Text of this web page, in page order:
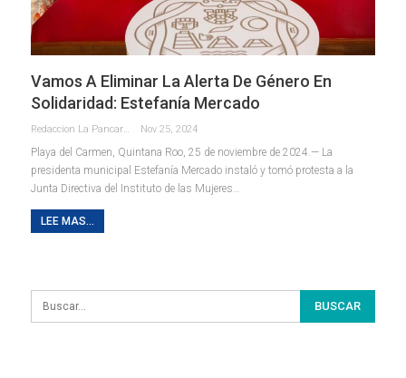
Vamos A Eliminar La Alerta De Género En
Solidaridad: Estefanía Mercado
Redaccion La Pancarta De Quintana Roo Nov 25, 2024
Playa del Carmen, Quintana Roo, 25 de noviembre de 2024.— La
presidenta municipal Estefanía Mercado instaló y tomó protesta a la
Junta Directiva del Instituto de las Mujeres…
LEE MAS...